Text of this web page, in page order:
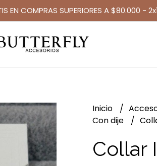
EN COMPRAS SUPERIORES A
Inicio
Con dije
Collar